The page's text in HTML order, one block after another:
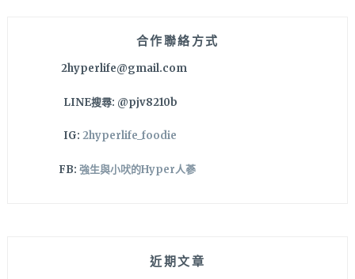
合作聯絡方式
2hyperlife@gmail.com
LINE搜尋: @pjv8210b
IG: 2hyperlife_foodie
FB: 強生與小吠的Hyper人蔘
近期文章